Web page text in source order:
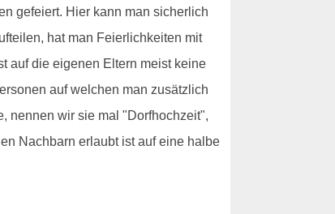
gefeiert. Hier kann man sicherlich
hat man Feierlichkeiten mit
auf die eigenen Eltern meist keine
auf welchen man zusätzlich
nennen wir sie mal "Dorfhochzeit",
Nachbarn erlaubt ist auf eine halbe